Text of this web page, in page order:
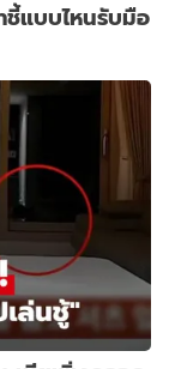
ชี้แบบไหนรับมือ